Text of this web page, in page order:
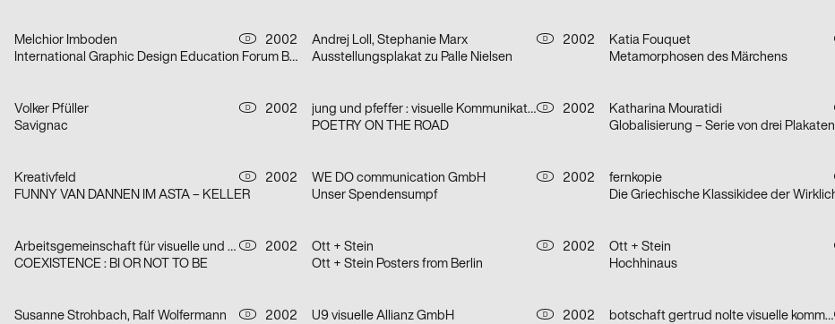
Melchior Imboden D
2002
International Graphic Design Education Forum Beijin, China 2002 – Serie von zwei Plakaten
Andrej Loll, Stephanie Marx D
2002
Ausstellungsplakat zu Palle Nielsen
Katia Fouquet
Metamorphosen des Märchens
Volker Pfüller D
2002
Savignac
jung und pfeffer : visuelle Kommunikation D
2002
POETRY ON THE ROAD
Katharina Mouratidi
Globalisierung – Serie von drei Plakaten
Kreativfeld D
2002
FUNNY VAN DANNEN IM ASTA – KELLER
WE DO communication GmbH D
2002
Unser Spendensumpf
fernkopie
Arbeitsgemeinschaft für visuelle und verbale Kommunikation Uwe Loesch D
2002
COEXISTENCE : BI OR NOT TO BE
Ott + Stein D
2002
Ott + Stein Posters from Berlin
Ott + Stein
Hochhinaus
Susanne Strohbach, Ralf Wolfermann D
2002
U9 visuelle Allianz GmbH D
2002
botschaft gertrud nolte visuelle kommunikation und beratung